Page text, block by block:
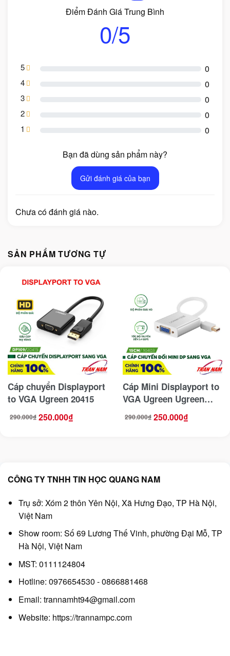
Điểm Đánh Giá Trung Bình
0/5
5 0
4 0
3 0
2 0
1 0
Bạn đã dùng sản phẩm này?
Gửi đánh giá của bạn
Chưa có đánh giá nào.
SẢN PHẨM TƯƠNG TỰ
Cáp chuyển Displayport
to VGA Ugreen 20415
290.000₫
Giá
gốc 250.000₫
Giá
hiện
Cáp Mini Displayport to
VGA Ugreen Ugreen
290.000₫
Giá
gốc 250.000₫
Giá
hiện
CÔNG TY TNHH TIN HỌC QUANG NAM
Trụ sở: Xóm 2 thôn Yên Nội, Xã Hưng Đạo, TP Hà Nội,
Việt Nam
Show room: Số 69 Lương Thế Vinh, phường Đại Mỗ, TP
Hà Nội, Việt Nam
MST: 0111124804
Hotline: 0976654530 - 0866881468
Email: trannamht94@gmail.com
Website: https://trannampc.com